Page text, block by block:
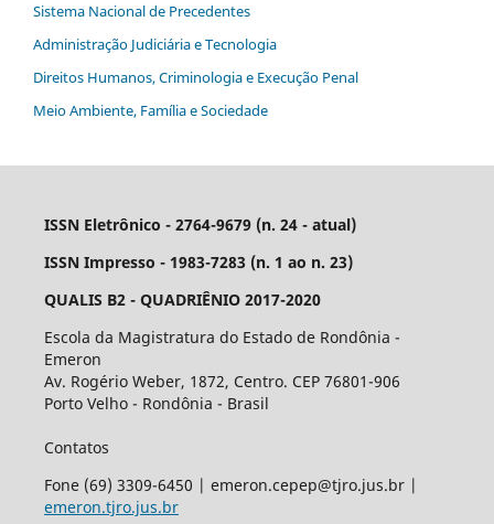
Sistema Nacional de Precedentes
Administração Judiciária e Tecnologia
Direitos Humanos, Criminologia e Execução Penal
Meio Ambiente, Família e Sociedade
ISSN Eletrônico - 2764-9679 (n. 24 - atual)
ISSN Impresso - 1983-7283 (n. 1 ao n. 23)
QUALIS B2 - QUADRIÊNIO 2017-2020
Escola da Magistratura do Estado de Rondônia -
Emeron
Av. Rogério Weber, 1872, Centro. CEP 76801-906
Porto Velho - Rondônia - Brasil
Contatos
Fone (69) 3309-6450 | emeron.cepep@tjro.jus.br |
emeron.tjro.jus.br